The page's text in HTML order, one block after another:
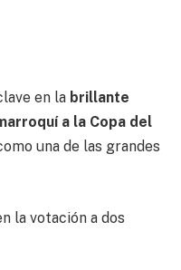
en la brillante
a la Copa del
una de las grandes
la votación a dos